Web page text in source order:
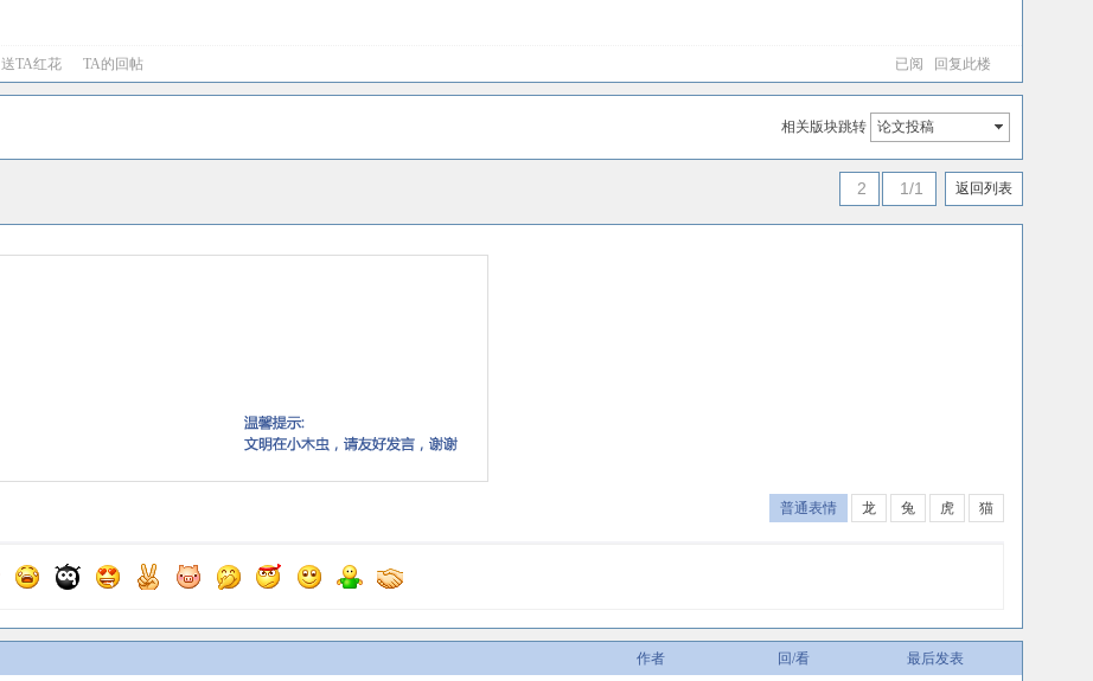
已阅 回复此楼
送TA红花 TA的回帖
相关版块跳转 论文投稿
2 1/1 返回列表
普通表情 龙 兔 虎 猫
作者 回/看 最后发表